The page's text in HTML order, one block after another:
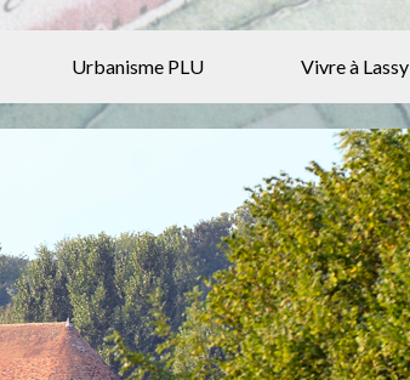
Urbanisme PLU Vivre à Lassy